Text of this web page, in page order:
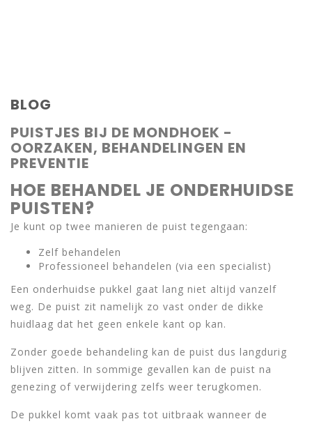
BLOG
PUISTJES BIJ DE MONDHOEK -
OORZAKEN, BEHANDELINGEN EN
PREVENTIE
HOE BEHANDEL JE ONDERHUIDSE
PUISTEN?
Je kunt op twee manieren de puist tegengaan:
Zelf behandelen
Professioneel behandelen (via een specialist)
Een onderhuidse pukkel gaat lang niet altijd vanzelf
weg. De puist zit namelijk zo vast onder de dikke
huidlaag dat het geen enkele kant op kan.
Zonder goede behandeling kan de puist dus langdurig
blijven zitten. In sommige gevallen kan de puist na
genezing of verwijdering zelfs weer terugkomen.
De pukkel komt vaak pas tot uitbraak wanneer de